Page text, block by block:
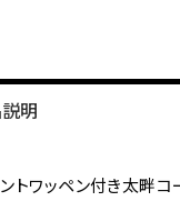
明
ワッペン付き太畔コ